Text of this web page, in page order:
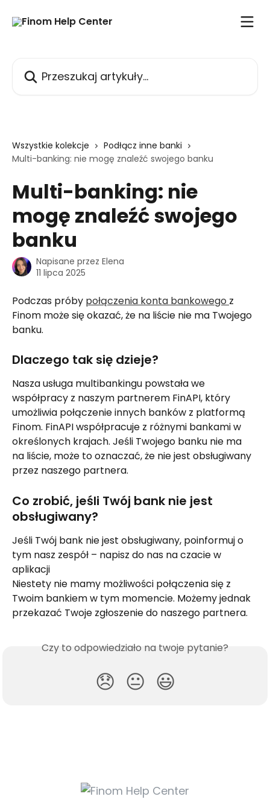
Wszystkie kolekcje
Podłącz inne banki
Multi-banking: nie mogę znaleźć swojego banku
Multi-banking: nie
mogę znaleźć swojego
banku
Napisane przez Elena
11 lipca 2025
Podczas próby połączenia konta bankowego z
Finom może się okazać, że na liście nie ma Twojego
banku.
Dlaczego tak się dzieje?
Nasza usługa multibankingu powstała we
współpracy z naszym partnerem FinAPI, który
umożliwia połączenie innych banków z platformą
Finom. FinAPI współpracuje z różnymi bankami w
określonych krajach. Jeśli Twojego banku nie ma
na liście, może to oznaczać, że nie jest obsługiwany
przez naszego partnera.
Co zrobić, jeśli Twój bank nie jest
obsługiwany?
Jeśli Twój bank nie jest obsługiwany, poinformuj o
tym nasz zespół – napisz do nas na czacie w
aplikacji
Niestety nie mamy możliwości połączenia się z
Twoim bankiem w tym momencie. Możemy jednak
przekazać Twoje zgłoszenie do naszego partnera.
Czy to odpowiedziało na twoje pytanie?
😞 😐 😃